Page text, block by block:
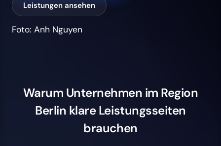
Leistungen ansehen
Foto: Anh Nguyen
Warum Unternehmen im Region
Berlin klare Leistungsseiten
brauchen